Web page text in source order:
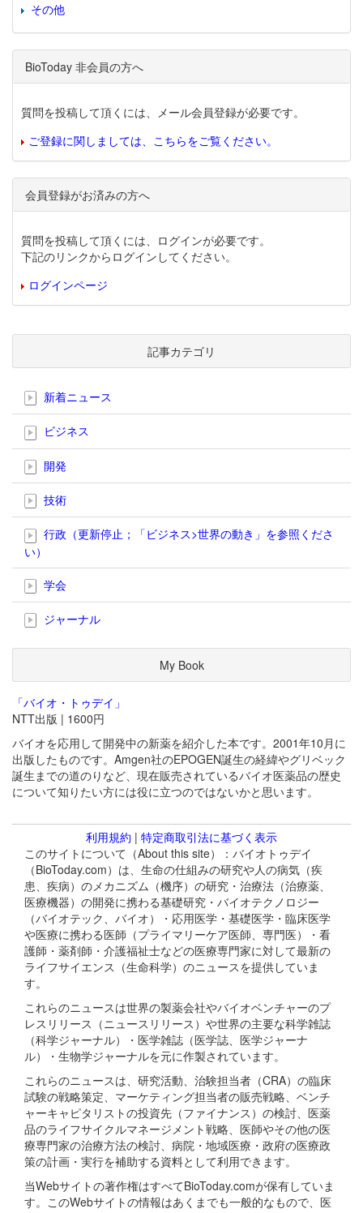
その他
BioToday 非会員の方へ
質問を投稿して頂くには、メール会員登録が必要です。
ご登録に関しましては、こちらをご覧ください。
会員登録がお済みの方へ
質問を投稿して頂くには、ログインが必要です。
下記のリンクからログインしてください。
ログインページ
記事カテゴリ
新着ニュース
ビジネス
開発
技術
行政（更新停止；「ビジネス>世界の動き」を参照くださ
い）
学会
ジャーナル
My Book
「バイオ・トゥデイ」
NTT出版 | 1600円
バイオを応用して開発中の新薬を紹介した本です。2001年10月に
出版したものです。Amgen社のEPOGEN誕生の経緯やグリベック
誕生までの道のりなど、現在販売されているバイオ医薬品の歴史
について知りたい方には役に立つのではないかと思います。
利用規約 | 特定商取引法に基づく表示
このサイトについて（About this site）：バイオトゥデイ
（BioToday.com）は、生命の仕組みの研究や人の病気（疾
患、疾病）のメカニズム（機序）の研究・治療法（治療薬、
医療機器）の開発に携わる基礎研究・バイオテクノロジー
（バイオテック、バイオ）・応用医学・基礎医学・臨床医学
や医療に携わる医師（プライマリーケア医師、専門医）・看
護師・薬剤師・介護福祉士などの医療専門家に対して最新の
ライフサイエンス（生命科学）のニュースを提供していま
す。
これらのニュースは世界の製薬会社やバイオベンチャーのプ
レスリリース（ニュースリリース）や世界の主要な科学雑誌
（科学ジャーナル）・医学雑誌（医学誌、医学ジャーナ
ル）・生物学ジャーナルを元に作製されています。
これらのニュースは、研究活動、治験担当者（CRA）の臨床
試験の戦略策定、マーケティング担当者の販売戦略、ベンチ
ャーキャピタリストの投資先（ファイナンス）の検討、医薬
品のライフサイクルマネージメント戦略、医師やその他の医
療専門家の治療方法の検討、病院・地域医療・政府の医療政
策の計画・実行を補助する資料として利用できます。
当Webサイトの著作権はすべてBioToday.comが保有していま
す。このWebサイトの情報はあくまでも一般的なもので、医